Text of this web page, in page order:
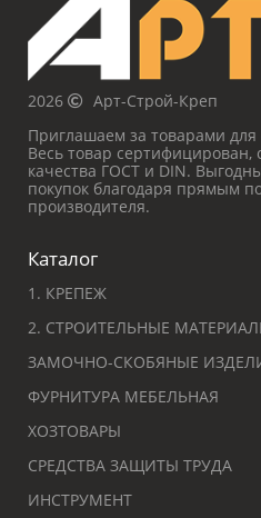
2026
Арт-Строй-Креп
Приглашаем за товарами для
Весь товар сертифицирован,
качества ГОСТ и DIN.
покупок благодаря прямым
производителя.
Каталог
1. КРЕПЕЖ
2. СТРОИТЕЛЬНЫЕ
ЗАМОЧНО-СКОБЯНЫЕ
ФУРНИТУРА МЕБЕЛЬНАЯ
ХОЗТОВАРЫ
СРЕДСТВА ЗАЩИТЫ ТРУДА
ИНСТРУМЕНТ